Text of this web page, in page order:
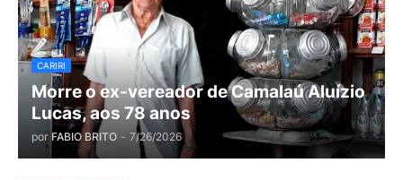
CARIRI
Morre o ex-vereador de Camalaú Aluízio
Lucas, aos 78 anos
por FABIO BRITO - 7/26/2026